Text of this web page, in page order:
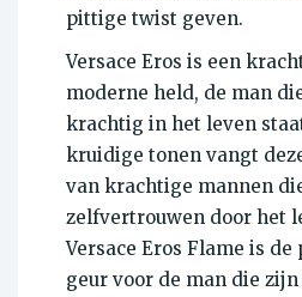
pittige twist geven.
Versace Eros is een
moderne held, de man
krachtig in het leven
kruidige tonen vangt
van krachtige mannen
zelfvertrouwen door het
Versace Eros Flame is
geur voor de man die